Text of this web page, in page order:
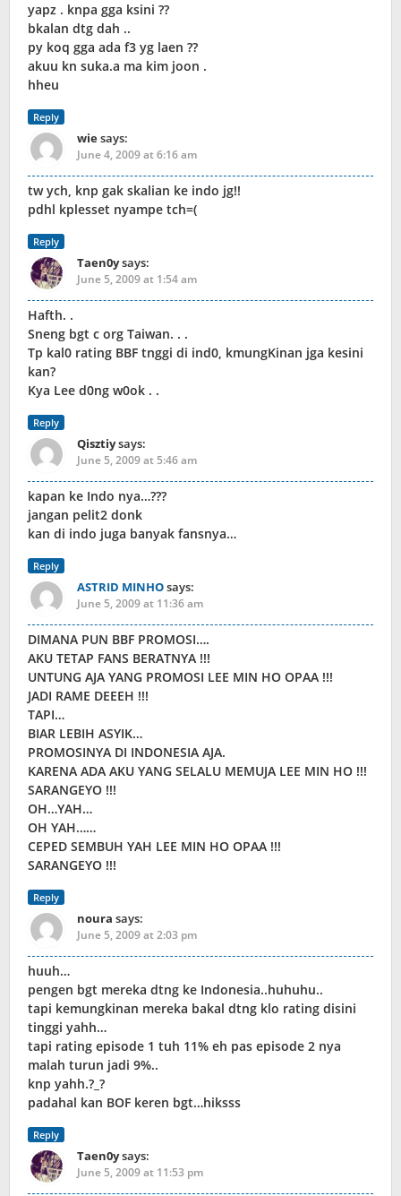
yapz . knpa gga ksini ??
bkalan dtg dah ..
py koq gga ada f3 yg laen ??
akuu kn suka.a ma kim joon .
hheu
Reply
wiesays:
June 4, 2009 at 6:16 am
tw ych, knp gak skalian ke indo jg!!
pdhl kplesset nyampe tch=(
Reply
Taen0ysays:
June 5, 2009 at 1:54 am
Hafth. .
Sneng bgt c org Taiwan. . .
Tp kal0 rating BBF tnggi di ind0, kmungKinan jga kesini
kan?
Kya Lee d0ng w0ok . .
Reply
Qisztiysays:
June 5, 2009 at 5:46 am
kapan ke Indo nya…???
jangan pelit2 donk
kan di indo juga banyak fansnya…
Reply
ASTRID MINHOsays:
June 5, 2009 at 11:36 am
DIMANA PUN BBF PROMOSI….
AKU TETAP FANS BERATNYA !!!
UNTUNG AJA YANG PROMOSI LEE MIN HO OPAA !!!
JADI RAME DEEEH !!!
TAPI…
BIAR LEBIH ASYIK…
PROMOSINYA DI INDONESIA AJA.
KARENA ADA AKU YANG SELALU MEMUJA LEE MIN HO !!!
SARANGEYO !!!
OH…YAH…
OH YAH……
CEPED SEMBUH YAH LEE MIN HO OPAA !!!
SARANGEYO !!!
Reply
noura says:
June 5, 2009 at 2:03 pm
huuh…
pengen bgt mereka dtng ke Indonesia..huhuhu..
tapi kemungkinan mereka bakal dtng klo rating disini
tinggi yahh…
tapi rating episode 1 tuh 11% eh pas episode 2 nya
malah turun jadi 9%..
knp yahh.?_?
padahal kan BOF keren bgt…hiksss
Reply
Taen0ysays:
June 5, 2009 at 11:53 pm